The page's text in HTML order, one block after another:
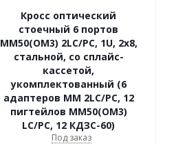
Кросс оптический
стоечный 6 портов
МM50(OM3) 2LC/PC, 1U, 2х8,
стальной, со сплайс-
кассетой,
укомплектованный (6
адаптеров МM 2LC/PC, 12
пигтейлов MМ50(OM3)
LC/PC, 12 КДЗС-60)
Под заказ